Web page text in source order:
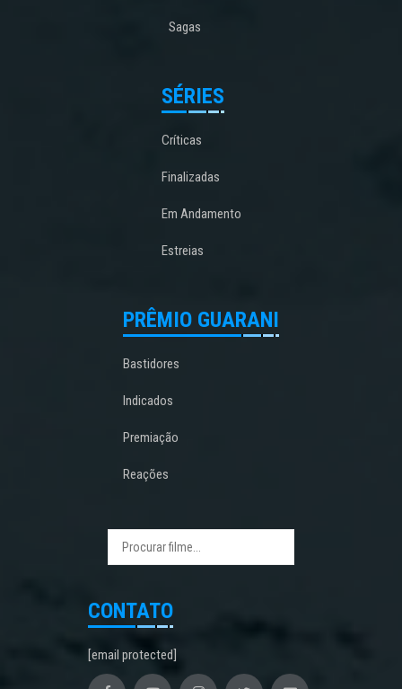
Sagas
SÉRIES
Críticas
Finalizadas
Em Andamento
Estreias
PRÊMIO GUARANI
Bastidores
Indicados
Premiação
Reações
CONTATO
[email protected]